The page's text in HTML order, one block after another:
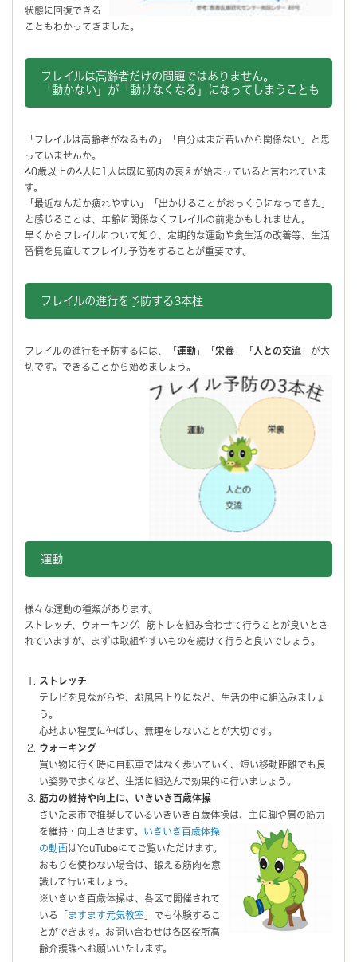
状態に回復できる
こともわかってきました。
フレイルは高齢者だけの問題ではありません。
「動かない」が「動けなくなる」になってしまうことも
「フレイルは高齢者がなるもの」「自分はまだ若いから関係ない」と思
っていませんか。
40歳以上の4人に1人は既に筋肉の衰えが始まっていると言われていま
す。
「最近なんだか疲れやすい」「出かけることがおっくうになってきた」
と感じることは、年齢に関係なくフレイルの前兆かもしれません。
早くからフレイルについて知り、定期的な運動や食生活の改善等、生活
習慣を見直してフレイル予防をすることが重要です。
フレイルの進行を予防する3本柱
フレイルの進行を予防するには、「 運動 」「 栄養 」「 人との交流 」が大
切です。できることから始めましょう。
運動
様々な運動の種類があります。
ストレッチ、ウォーキング、筋トレを組み合わせて行うことが良いとさ
れていますが、まずは取組やすいものを続けて行うと良いでしょう。
ストレッチ
テレビを見ながらや、お風呂上りになど、生活の中に組込みましょ
う。
心地よい程度に伸ばし、無理をしないことが大切です。
ウォーキング
買い物に行く時に自転車ではなく歩いていく、短い移動距離でも良
い姿勢で歩くなど、生活に組込んで効果的に行いましょう。
筋力の維持や向上に、いきいき百歳体操
さいたま市で推奨しているいきいき百歳体操は、主に脚や肩の筋力
を維持・向上させます。 いきいき百歳体操
の動画はYouTubeにてご覧いただけます。
おもりを使わない場合は、鍛える筋肉を意
識して行いましょう。
※いきいき百歳体操は、各区で開催されて
いる「 ますます元気教室 」でも体験するこ
とができます。お問い合わせは各区役所高
齢介護課へお願いいたします。